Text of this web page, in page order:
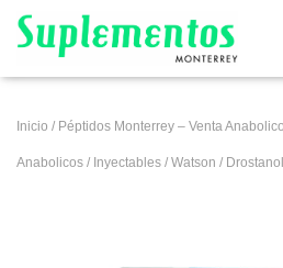
Inicio / Péptidos Monterrey – Venta
Anabolicos / Inyectables / Watson /